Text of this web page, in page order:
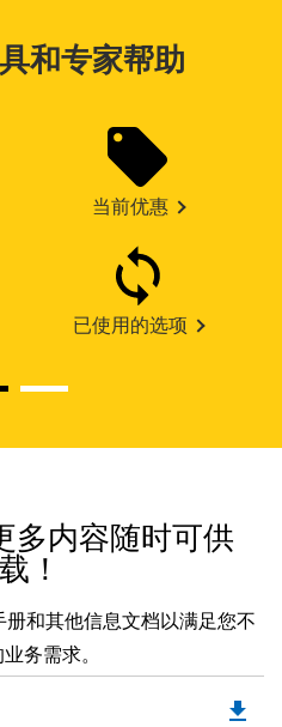
和专家帮助
当前优惠
已使用的选项
多内容随时可供
！
和其他信息文档以满足您不
务需求。
file_download